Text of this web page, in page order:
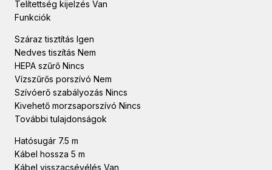
Telítettség kijelzés Van
Funkciók
Száraz tisztítás Igen
Nedves tiszítás Nem
HEPA szűrő Nincs
Vízszűrős porszívó Nem
Szívóerő szabályozás Nincs
Kivehető morzsaporszívó Nincs
További tulajdonságok
Hatósugár 7.5 m
Kábel hossza 5 m
Kábel visszacsévélés Van